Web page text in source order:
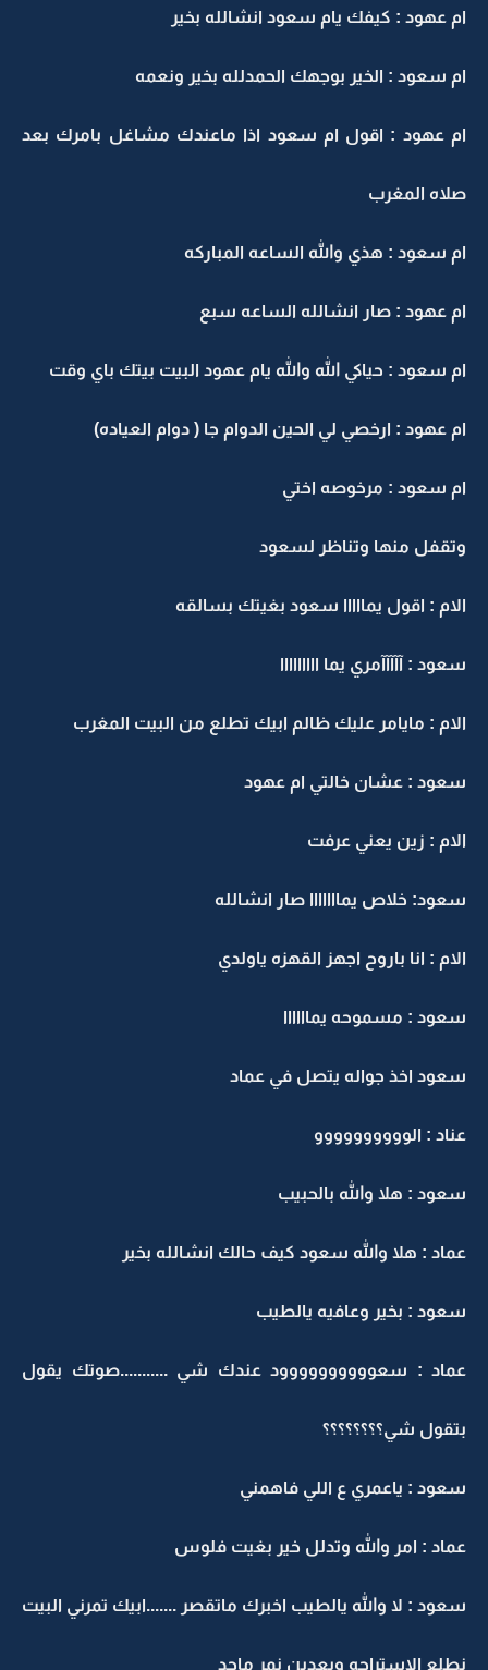
ام عهود : كيفك يام سعود انشالله بخير
ام سعود : الخير بوجهك الحمدلله بخير ونعمه
ام عهود : اقول ام سعود اذا ماعندك مشاغل بامرك بعد
صلاه المغرب
ام سعود : هذي والله الساعه المباركه
ام عهود : صار انشالله الساعه سبع
ام سعود : حياكي الله والله يام عهود البيت بيتك باي وقت
ام عهود : ارخصي لي الحين الدوام جا ( دوام العياده)
ام سعود : مرخوصه اختي
وتقفل منها وتناظر لسعود
الام : اقول يمااااا سعود بغيتك بسالقه
سعود : آآآآآمري يما ااااااااا
الام : مايامر عليك ظالم ابيك تطلع من البيت المغرب
سعود : عشان خالتي ام عهود
الام : زين يعني عرفت
سعود: خلاص يمااااااا صار انشالله
الام : انا باروح اجهز القهزه ياولدي
سعود : مسموحه يماااااا
سعود اخذ جواله يتصل في عماد
عناد : الوووووووووو
سعود : هلا والله بالحبيب
عماد : هلا والله سعود كيف حالك انشالله بخير
سعود : بخير وعافيه يالطيب
عماد : سعوووووووووود عندك شي ...........صوتك يقول
بتقول شي؟؟؟؟؟؟؟؟
سعود : ياعمري ع اللي فاهمني
عماد : امر والله وتدلل خير بغيت فلوس
سعود : لا والله يالطيب اخبرك ماتقصر .......ابيك تمرني البيت
نطلع الاستراحه وبعدين نمر ماجد